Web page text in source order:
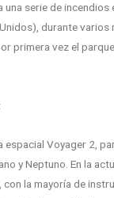
serie de incendios
durante varios
primera vez el
espacial Voyager 2,
y Neptuno. En la
con la mayoría de